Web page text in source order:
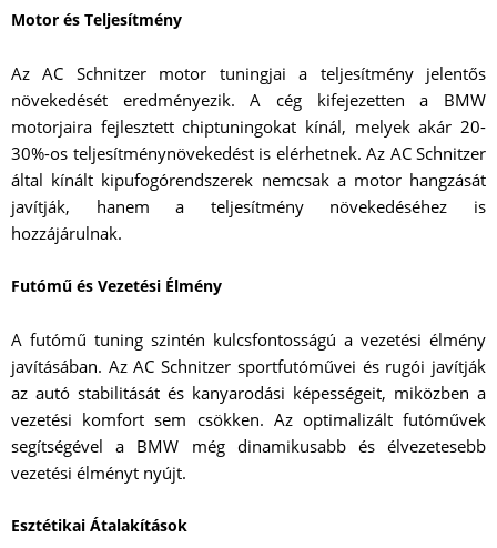
Motor és Teljesítmény
Az AC Schnitzer motor tuningjai a teljesítmény jelentős
növekedését eredményezik. A cég kifejezetten a BMW
motorjaira fejlesztett chiptuningokat kínál, melyek akár 20-
30%-os teljesítménynövekedést is elérhetnek. Az AC Schnitzer
által kínált kipufogórendszerek nemcsak a motor hangzását
javítják, hanem a teljesítmény növekedéséhez is
hozzájárulnak.
Futómű és Vezetési Élmény
A futómű tuning szintén kulcsfontosságú a vezetési élmény
javításában. Az AC Schnitzer sportfutóművei és rugói javítják
az autó stabilitását és kanyarodási képességeit, miközben a
vezetési komfort sem csökken. Az optimalizált futóművek
segítségével a BMW még dinamikusabb és élvezetesebb
vezetési élményt nyújt.
Esztétikai Átalakítások